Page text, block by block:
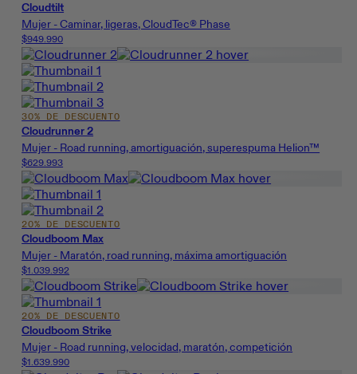
Cloudtilt
Mujer - Caminar, ligeras, CloudTec® Phase
$949.990
30% DE DESCUENTO
Cloudrunner 2
Mujer - Road running, amortiguación, superespuma Helion™
$629.993
20% DE DESCUENTO
Cloudboom Max
Mujer - Maratón, road running, máxima amortiguación
$1.039.992
20% DE DESCUENTO
Cloudboom Strike
Mujer - Road running, velocidad, maratón, competición
$1.639.990